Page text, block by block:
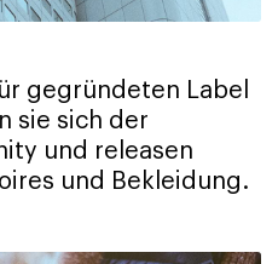
gegründeten Label
sie sich der
und releasen
und Bekleidung.